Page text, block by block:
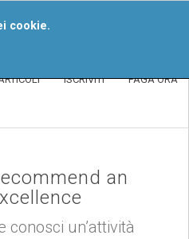
cookie.
ISCRIVITI PAGA ORA
an
conosci un’attività